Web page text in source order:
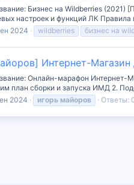
Бизнес на Wildberries
настроек и функций ЛК
2024 wildberries бизнес на
Интернет-
Онлайн-марафон
план сборки и запуска ИМД 2.
2024 игорь майоров Ответы: